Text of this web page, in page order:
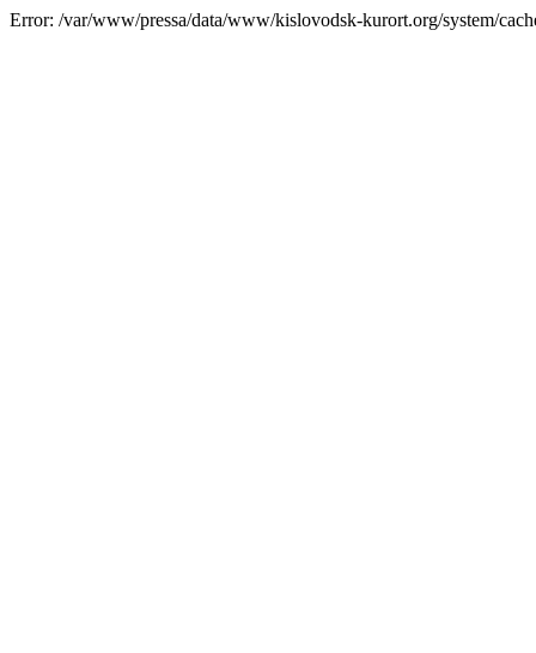
Error: /var/www/pressa/data/www/kislovodsk-kurort.org/system/